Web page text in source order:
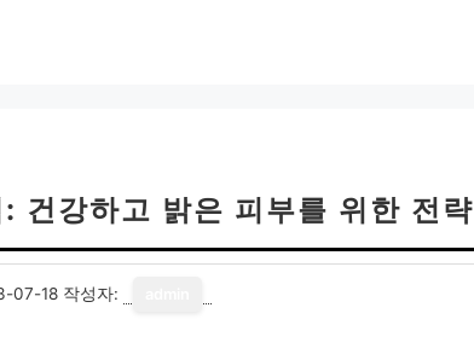
건강하고 밝은 피부를 위한 전략
07-18 작성자: